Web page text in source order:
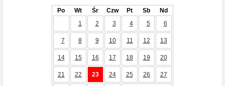
Po Wt Śr Czw Pt Sb
Nd
1
2 3 4 5 6
7 8 9 10 11 12 13
14 15 16 17 18 19 20
21 22 23 24 25 26 27